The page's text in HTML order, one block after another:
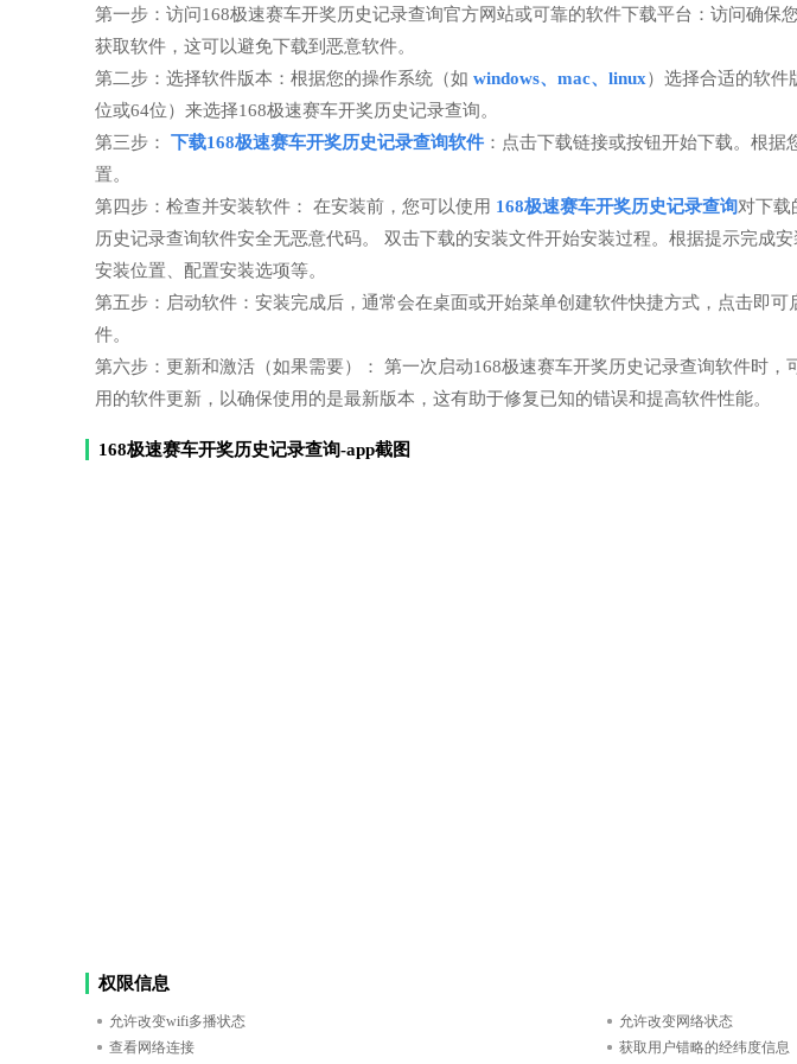
第一步：访问168极速赛车开奖历史记录查询官方网站或可靠的软件下载平台：访问确保
获取软件，这可以避免下载到恶意软件。
第二步：选择软件版本：根据您的操作系统（如 windows、mac、linux）选择合适的软件
位或64位）来选择168极速赛车开奖历史记录查询。
第三步： 下载168极速赛车开奖历史记录查询软件 ：点击下载链接或按钮开始下载。根
置。
第四步：检查并安装软件： 在安装前，您可以使用 168极速赛车开奖历史记录查询对下载
历史记录查询软件安全无恶意代码。 双击下载的安装文件开始安装过程。根据提示完成
安装位置、配置安装选项等。
第五步：启动软件：安装完成后，通常会在桌面或开始菜单创建软件快捷方式，点击即
件。
第六步：更新和激活（如果需要）： 第一次启动168极速赛车开奖历史记录查询软件时
用的软件更新，以确保使用的是最新版本，这有助于修复已知的错误和提高软件性能。
168极速赛车开奖历史记录查询-app截图
权限信息
允许改变wifi多播状态
允许改变网络状态
查看网络连接
获取用户错略的经纬度信息